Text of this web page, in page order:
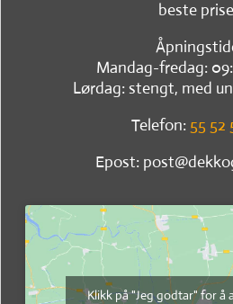
beste
Mandag-fredag:
Lørdag: stengt, med
Telefon: 55 52
Epost:
Klikk på "Jeg godtar" for å